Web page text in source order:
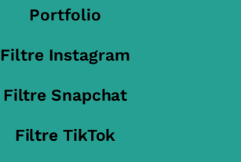
Portfolio
Filtre Instagram
Filtre Snapchat
Filtre TikTok